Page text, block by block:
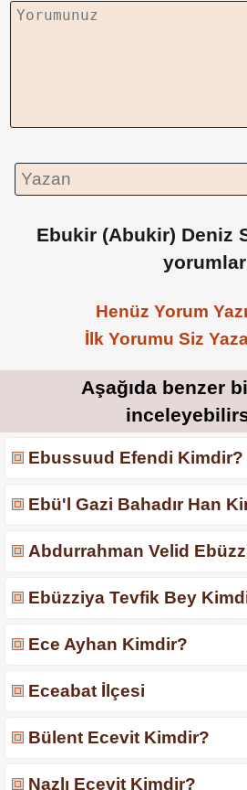
Ebukir (Abukir) Deniz
yorumlar
Henüz Yorum
İlk Yorumu Siz
Aşağıda benzer
Ebussuud Efendi Kimdir?
Ebü'l Gazi Bahadır Han
Abdurrahman Velid
Ebüzziya Tevfik Bey
Ece Ayhan Kimdir?
Eceabat İlçesi
Bülent Ecevit Kimdir?
Nazlı Ecevit Kimdir?